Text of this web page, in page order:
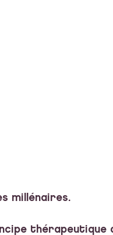
millénaires.
thérapeutique